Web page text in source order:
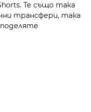
Те също така
трансфери, така